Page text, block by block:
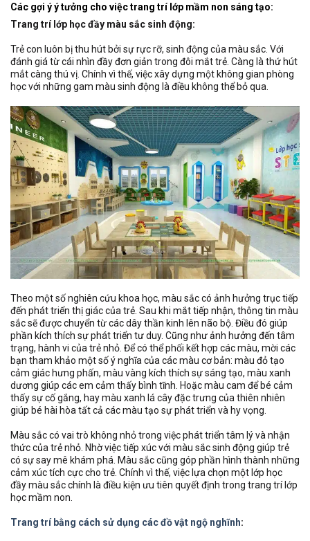
Các gợi ý ý tưởng cho việc trang trí lớp mầm non sáng tạo:
Trang trí lớp học đầy màu sắc sinh động:
Trẻ con luôn bị thu hút bởi sự rực rỡ, sinh động của màu sắc. Với
đánh giá từ cái nhìn đầy đơn giản trong đôi mắt trẻ. Càng là thứ hút
mắt càng thú vị. Chính vì thế, việc xây dựng một không gian phòng
học với những gam màu sinh động là điều không thể bỏ qua.
Theo một số nghiên cứu khoa học, màu sắc có ảnh hưởng trục tiếp
đến phát triển thị giác của trẻ. Sau khi mắt tiếp nhận, thông tin màu
sắc sẽ được chuyển từ các dây thần kinh lên não bộ. Điều đó giúp
phần kích thích sự phát triển tư duy. Cũng như ảnh hưởng đến tâm
trạng, hành vi của trẻ nhỏ. Để có thể phối kết hợp các màu, mời các
bạn tham khảo một số ý nghĩa của các màu cơ bản: màu đỏ tạo
cảm giác hưng phấn, màu vàng kích thích sự sáng tạo, màu xanh
dương giúp các em cảm thấy bình tĩnh. Hoặc màu cam để bé cảm
thấy sự cố gắng, hay màu xanh lá cây đặc trưng của thiên nhiên
giúp bé hài hòa tất cả các màu tạo sự phát triển và hy vọng.
Màu sắc có vai trò không nhỏ trong việc phát triển tâm lý và nhận
thức của trẻ nhỏ. Nhờ việc tiếp xúc với màu sắc sinh động giúp trẻ
có sự say mê khám phá. Màu sắc cũng góp phần hình thành những
cảm xúc tích cực cho trẻ. Chính vì thế, việc lựa chọn một lớp học
đầy màu sắc chính là điều kiện ưu tiên quyết định trong trang trí lớp
học mầm non.
Trang trí bằng cách sử dụng các đồ vật ngộ nghĩnh: